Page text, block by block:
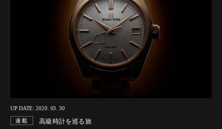
UP DATE: 2020. 03. 30
連載 高級時計を巡る旅